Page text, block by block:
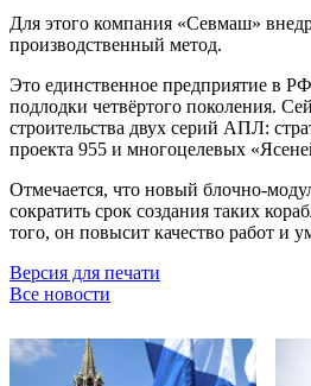
Для этого компания «Севмаш»
производственный метод.
Это единственное предприятие в
подлодки четвёртого поколения.
строительства двух серий АПЛ:
проекта 955 и многоцелевых
Отмечается, что новый блочно-
сократить срок создания таких
того, он повысит качество работ и
Версия для печати
Все новости